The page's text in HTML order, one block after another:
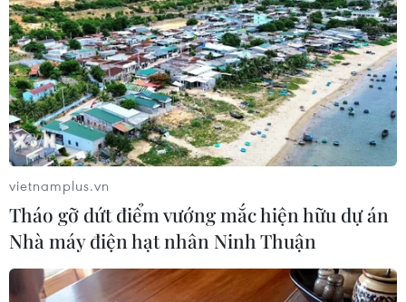
#Cao Bằng #Trung Quốc #Lý Vạn
#Thạc Long
#cửa khẩu song phương
#biên giới hữu nghị
#Quảng Tây
#Hạ Lang #Đại Tân
Cao Bằng
Trung Quốc
Theo dõi VietnamPlus
QUAN HỆ VIỆT NAM-TRUNG QUỐC
vietnamplus.vn
Tháo gỡ dứt điểm vướng mắc hiện hữu dự án
Nhà máy điện hạt nhân Ninh Thuận